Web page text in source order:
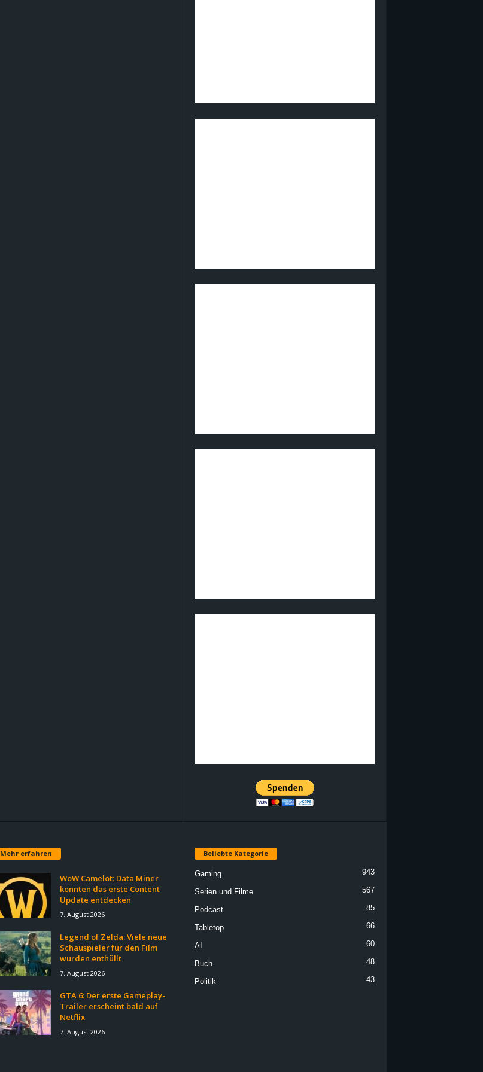
Mehr erfahren
WoW Camelot: Data Miner
konnten das erste Content
Update entdecken
7. August 2026
Legend of Zelda: Viele neue
Schauspieler für den Film
wurden enthüllt
7. August 2026
GTA 6: Der erste Gameplay-
Trailer erscheint bald auf
Netflix
7. August 2026
Beliebte Kategorie
Gaming 943
Serien und Filme 567
Podcast 85
Tabletop 66
AI 60
Buch 48
Politik 43